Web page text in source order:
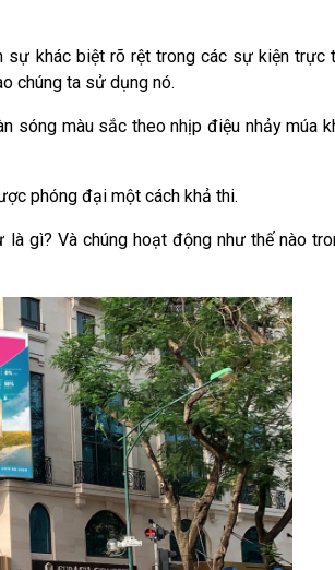
sự khác biệt rõ rệt trong các sự kiện trực
chúng ta sử dụng nó.
sóng màu sắc theo nhịp điệu nhảy múa
phóng đại một cách khả thi.
gì? Và chúng hoạt động như thế nào